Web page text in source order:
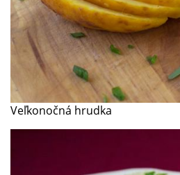
Veľkonočná hrudka